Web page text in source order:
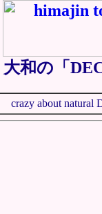
大和の「
crazy about natural